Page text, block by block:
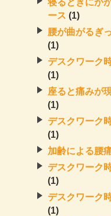
ース (1)
腰が曲がるぎ
(1)
デスクワーク
(1)
座ると痛みが
(1)
デスクワーク
(1)
加齢による腰
デスクワーク
(1)
デスクワーク
(1)